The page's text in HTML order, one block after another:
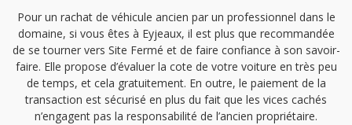
Pour un rachat de véhicule ancien par un professionnel dans le
domaine, si vous êtes à Eyjeaux, il est plus que recommandée
de se tourner vers Site Fermé et de faire confiance à son savoir-
faire. Elle propose d’évaluer la cote de votre voiture en très peu
de temps, et cela gratuitement. En outre, le paiement de la
transaction est sécurisé en plus du fait que les vices cachés
n’engagent pas la responsabilité de l’ancien propriétaire.